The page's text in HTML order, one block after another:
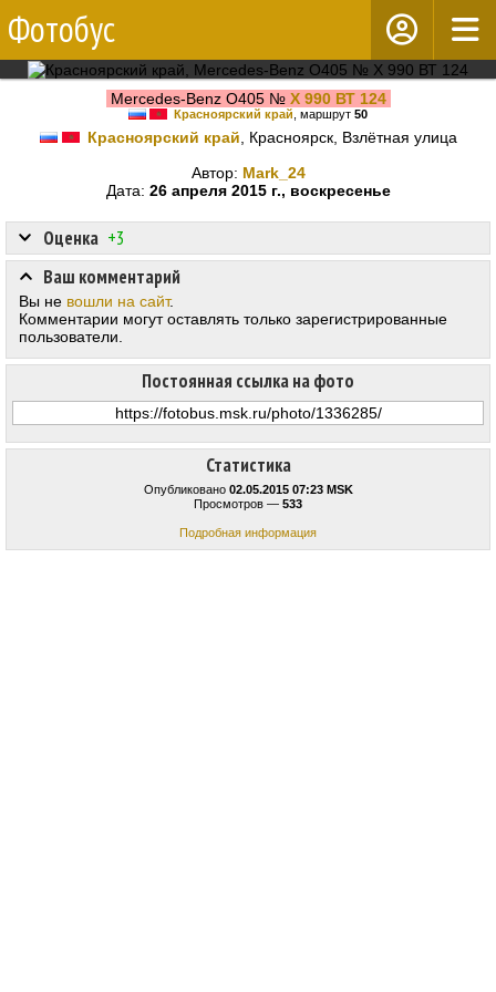
Фотобус
Mercedes-Benz O405 № Х 990 ВТ 124
Красноярский край , маршрут 50
Красноярский край , Красноярск, Взлётная улица
Автор: Mark_24
Дата: 26 апреля 2015 г., воскресенье
Статистика
Опубликовано 02.05.2015 07:23 MSK
Просмотров — 533
Подробная информация
Оценка +3
Постоянная ссылка на фото
Ваш комментарий
Вы не вошли на сайт.
Комментарии могут оставлять только зарегистрированные
пользователи.